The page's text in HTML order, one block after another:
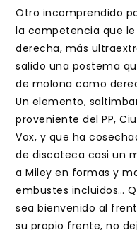
Otro incomprendido
la competencia que
derecha, más
salido una postema
de molona como
Un elemento,
proveniente del PP,
Vox, y que ha
de discoteca casi un
a Miley en formas y
embustes incluidos…
sea bienvenido al
su propio frente, no